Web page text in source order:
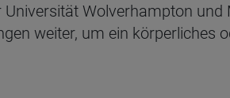
Wolverhampton und
weiter, um ein körperliches